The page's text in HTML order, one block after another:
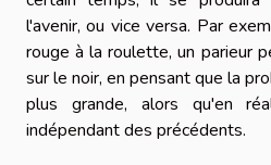
l'avenir, ou vice versa. Par
rouge à la roulette, un parieur
sur le noir, en pensant que la
plus grande, alors qu'en
indépendant des précédents.